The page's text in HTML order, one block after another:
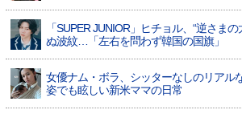
「SUPER JUNIOR」ヒチョル、“逆さま
ぬ波紋…「左右を問わず韓国の国旗」
女優ナム・ボラ、シッターなしのリア
姿でも眩しい新米ママの日常